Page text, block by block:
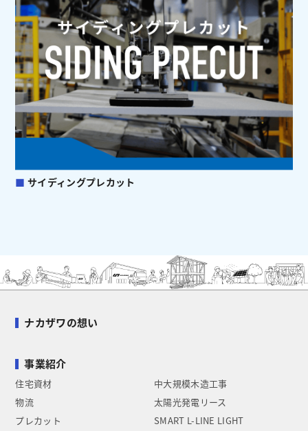
■ サイディングプレカット
ナカザワの想い
事業紹介
住宅資材
物流
プレカット
中大規模木造工事
太陽光発電リース
SMART L-LINE LIGHT